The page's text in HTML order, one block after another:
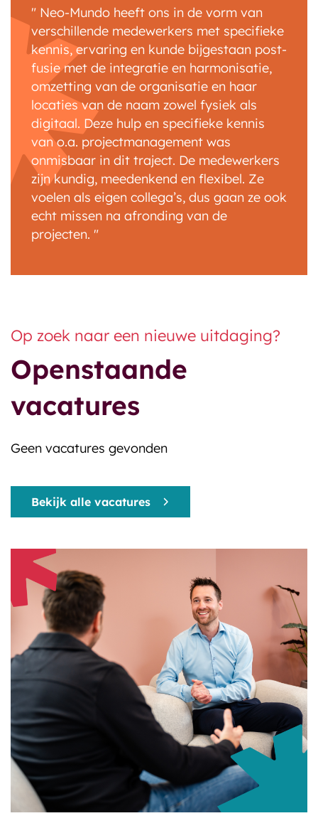
Neo-Mundo heeft ons in de vorm van
verschillende medewerkers met specifieke
kennis, ervaring en kunde bijgestaan post-
fusie met de integratie en harmonisatie,
omzetting van de organisatie en haar
locaties van de naam zowel fysiek als
digitaal. Deze hulp en specifieke kennis
van o.a. projectmanagement was
onmisbaar in dit traject. De medewerkers
zijn kundig, meedenkend en flexibel. Ze
voelen als eigen collega’s, dus gaan ze ook
echt missen na afronding van de
projecten.
Op zoek naar een nieuwe uitdaging?
Openstaande
vacatures
Geen vacatures gevonden
Bekijk alle vacatures